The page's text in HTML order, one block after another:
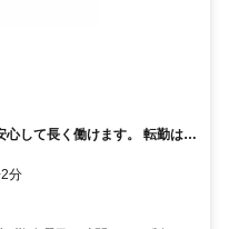
して長く働けます。 転勤はあ
分